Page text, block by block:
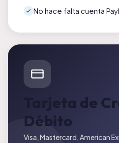
No hace falta cuenta
Tarjeta de
Débito
Visa, Mastercard, American